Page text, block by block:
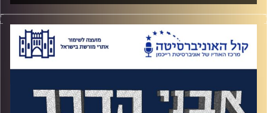
האזינו לאורי טולידאנו מראיין את לוחם האצ"ל
יוסקה נחמיאס ומנהל מוזיאון האצ"ל שלמה
דרור על ימי המערב הפרוע של מדינת ישראל,
פרק בונוס על האצ"ל – עדותו של יוסקה על
אותה תקופה, כלא עכו וחטיפתם של שני